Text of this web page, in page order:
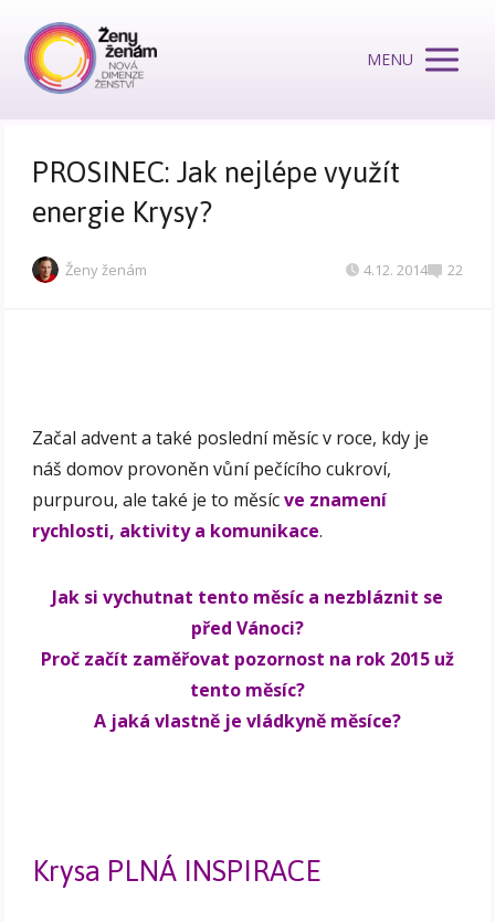
MENU
PROSINEC: Jak nejlépe využít
energie Krysy?
Ženy ženám 4.12. 2014 22
Začal advent a také poslední měsíc v roce, kdy je
náš domov provoněn vůní pečícího cukroví,
purpurou, ale také je to měsícve znamení
rychlosti, aktivity a komunikace.
Jak si vychutnat tento měsíc a nezbláznit se
před Vánoci?
Proč začít zaměřovat pozornost na rok 2015 už
tento měsíc?
A jaká vlastně je vládkyně měsíce?
Krysa PLNÁ INSPIRACE